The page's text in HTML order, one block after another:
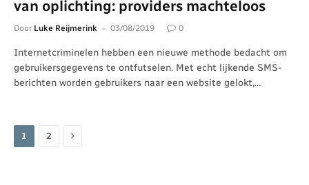
van oplichting: providers machteloos
Door Luke Reijmerink 03/08/2019 0
Internetcriminelen hebben een nieuwe methode bedacht om
gebruikersgegevens te ontfutselen. Met echt lijkende SMS-
berichten worden gebruikers naar een website gelokt,…
1 2 Volgende